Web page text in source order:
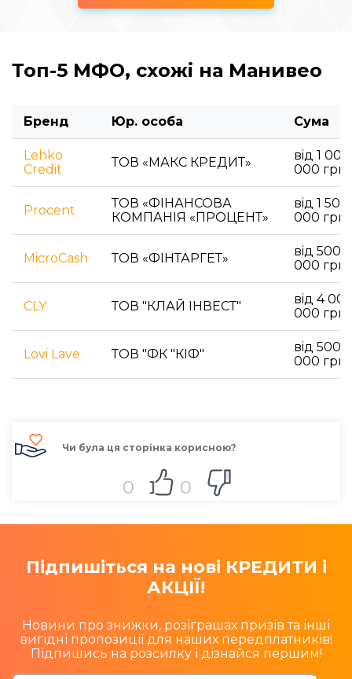
Топ-5 МФО, схожі на Манивео
Бренд Юр. особа Сума
Lehko
Credit
ТОВ «МАКС КРЕДИТ»
вiд 1
000
Procent
ТОВ «ФІНАНСОВА
КОМПАНІЯ «ПРОЦЕНТ»
вiд 1
000
MicroCash ТОВ «ФІНТАРГЕТ»
вiд 500
000
CLY ТОВ "КЛАЙ ІНВЕСТ"
вiд 4
000
Lovi Lave ТОВ "ФК "КІФ"
вiд 500
000
Чи була ця сторінка корисною?
0 0
Підпишіться на нові КРЕДИТИ і
АКЦІЇ!
Новини про знижки, розіграшах призів та інші
вигідні пропозиції для наших передплатників!
Підпишись на розсилку і дізнайся першим!